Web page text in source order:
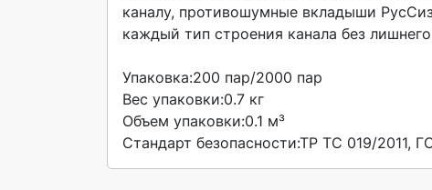
каналу, противошумные вкладыши
каждый тип строения канала без
Упаковка:200 пар/2000 пар
Вес упаковки:0.7 кг
Объем упаковки:0.1 м³
Стандарт безопасности:ТР ТС 019/2011,